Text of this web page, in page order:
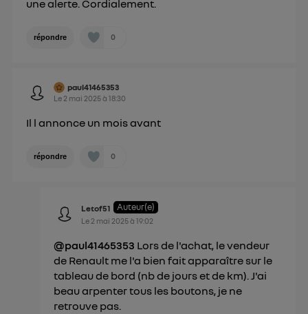
une alerte. Cordialement.
répondre 0
paul41465353
Le 2 mai 2025à18:30
Il l annonce un mois avant
répondre 0
Letof51 Auteur(e)
Le 2 mai 2025à19:02
@paul41465353 Lors de l'achat, le vendeur
de Renault me l'a bien fait apparaître sur le
tableau de bord (nb de jours et de km). J'ai
beau arpenter tous les boutons, je ne
retrouve pas.